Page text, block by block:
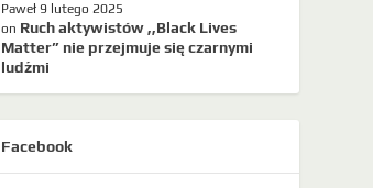
Paweł 9 lutego 2025
on Ruch aktywistów ,,Black Lives
Matter” nie przejmuje się czarnymi
ludźmi
Facebook